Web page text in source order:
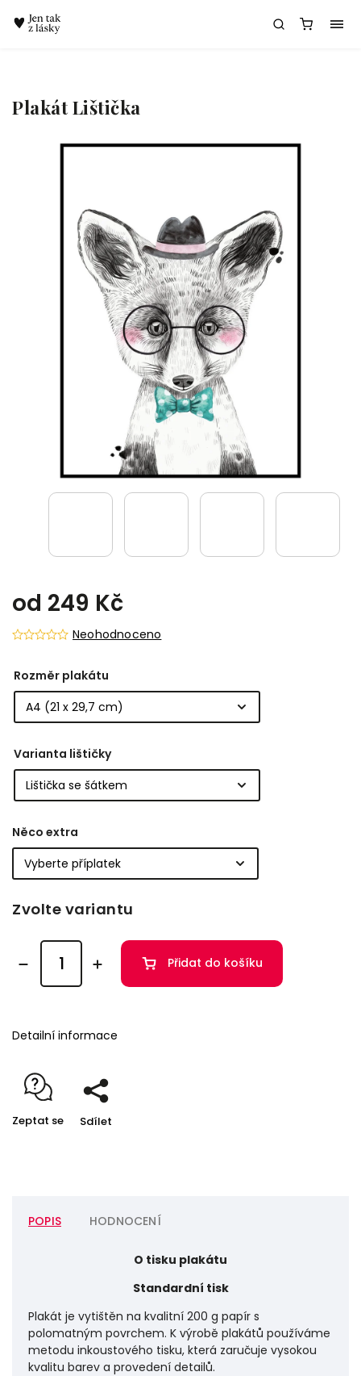
Plakát Lištička
od 249 Kč
Neohodnoceno
Rozměr plakátu
Varianta lištičky
Něco extra
Zvolte variantu
Přidat do košíku
Detailní informace
Zeptat se Sdílet
POPIS HODNOCENÍ
O tisku plakátu
Standardní tisk
Plakát je vytištěn na kvalitní 200 g papír s
polomatným povrchem. K výrobě plakátů používáme
metodu inkoustového tisku, která zaručuje vysokou
kvalitu barev a provedení detailů.